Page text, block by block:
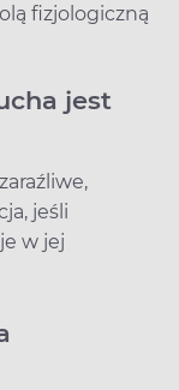
fizjologiczną
jest
jeśli
w jej